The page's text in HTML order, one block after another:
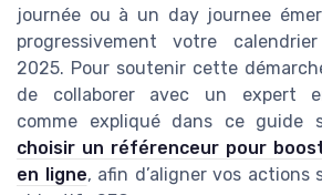
journée ou à un day journee
progressivement votre
2025. Pour soutenir cette
de collaborer avec un expert
comme expliqué dans ce guide
choisir un référenceur pour
en ligne, afin d’aligner vos actions